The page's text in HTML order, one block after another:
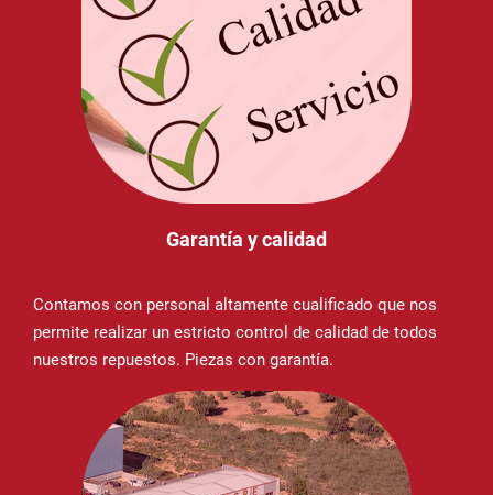
Garantía y calidad
Contamos con personal altamente cualificado que nos
permite realizar un estricto control de calidad de todos
nuestros repuestos. Piezas con garantía.